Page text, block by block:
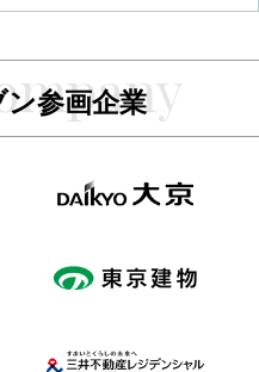
参画企業